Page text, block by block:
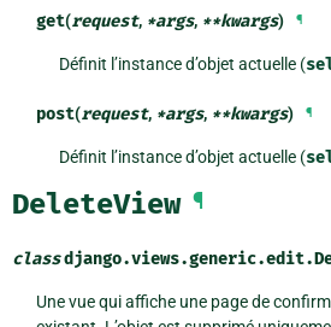
get(request, *args, **kwargs) ¶
Définit l’instance d’objet actuelle (
post(request, *args, **kwargs) ¶
Définit l’instance d’objet actuelle (
DeleteView ¶
classdjango.views.generic.edit.
Une vue qui affiche une page de